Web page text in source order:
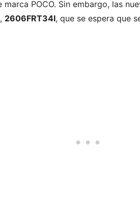
POCO. Sin embargo, las
2606FRT34I, que se espera que